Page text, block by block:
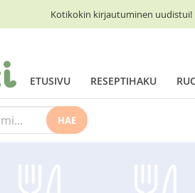
Kotikokin kirjautuminen
ETUSIVU RESEPTIHAKU
HAE